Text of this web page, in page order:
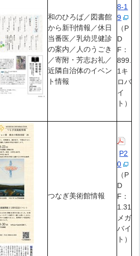
和のひろば／図書館
から新刊情報／休日
当番医／乳幼児健診
の案内／人のうごき
／寄附・芳志お礼／
近隣自治体のイベン
ト情報
8-1
9
（P
D
F：
899.
1キ
ロバ
イ
ト）
つなぎ美術館情報
P2
0
（P
D
F：
1.31
メガ
バイ
ト）